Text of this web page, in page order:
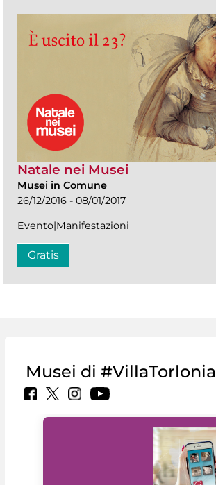
Natale nei Musei
Musei in Comune
26/12/2016 - 08/01/2017
Evento|Manifestazioni
Gratis
Musei di #VillaTorlonia